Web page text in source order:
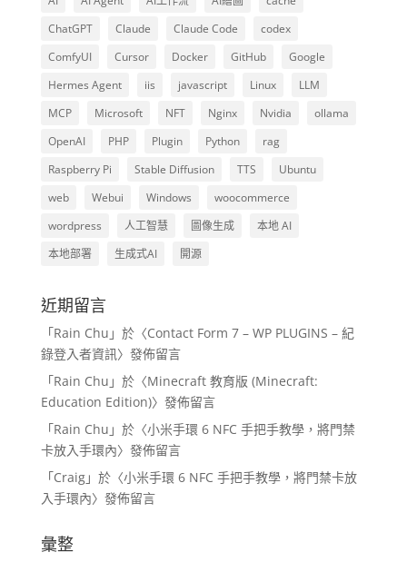
ChatGPT
Claude Claude Code
codex
ComfyUI
Cursor Docker GitHub
Google
Hermes Agent
iis javascript Linux
LLM
MCP
Microsoft NFT Nginx Nvidia
ollama
OpenAI
PHP Plugin Python
rag
Raspberry Pi
Stable Diffusion TTS
Ubuntu
web
Webui Windows
woocommerce
wordpress
人工智慧 圖像生成
本地 AI
本地部署
生成式AI 開源
近期留言
「Rain Chu 」於〈Contact Form 7 – WP PLUGINS – 紀
錄登入者資訊〉發佈留言
「Rain Chu 」於〈Minecraft 教育版 (Minecraft:
Education Edition)〉發佈留言
「Rain Chu 」於〈小米手環 6 NFC 手把手教學，將門禁
卡放入手環內〉發佈留言
「Craig」於〈小米手環 6 NFC 手把手教學，將門禁卡放
入手環內〉發佈留言
彙整